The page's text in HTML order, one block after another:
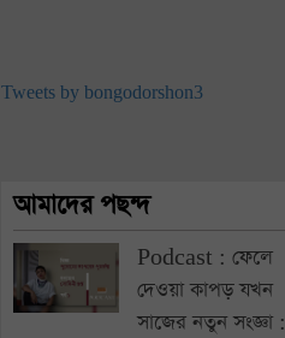
Tweets by bongodorshon3
আমাদের পছন্দ
Podcast : ফেলে
দেওয়া কাপড় যখন
সাজের নতুন সংজ্ঞা :